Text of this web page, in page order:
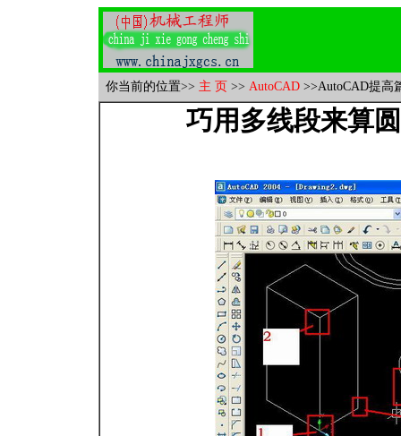
你当前的位置>> 主 页 >> AutoCAD >>AutoCAD提高
巧用多线段来算圆